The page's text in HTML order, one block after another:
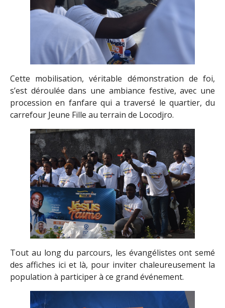
Cette mobilisation, véritable démonstration de foi,
s’est déroulée dans une ambiance festive, avec une
procession en fanfare qui a traversé le quartier, du
carrefour Jeune Fille au terrain de Locodjro.
Tout au long du parcours, les évangélistes ont semé
des affiches ici et là, pour inviter chaleureusement la
population à participer à ce grand événement.